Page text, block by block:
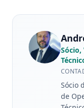
Sócio,
Sócio
de